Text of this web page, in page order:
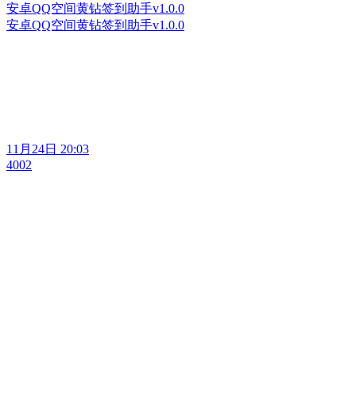
安卓QQ空间黄钻签到助手v1.0.0
安卓QQ空间黄钻签到助手v1.0.0
11月24日 20:03
4002